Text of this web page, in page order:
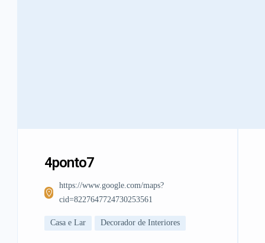
4ponto7
https://www.google.com/maps?
cid=8227647724730253561
Casa e Lar Decorador de Interiores